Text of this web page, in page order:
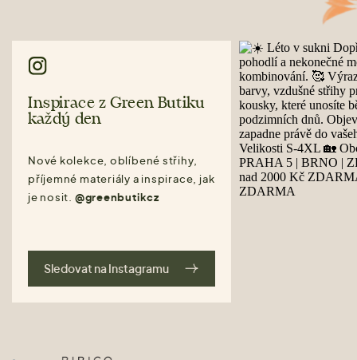
Inspirace z Green Butiku
každý den
Nové kolekce, oblíbené střihy,
příjemné materiály a inspirace, jak
je nosit. @greenbutikcz
Sledovat na Instagramu